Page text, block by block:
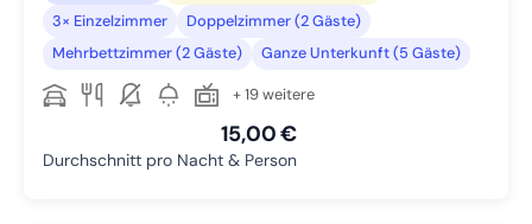
3× Einzelzimmer
Doppelzimmer (2 Gäste)
Mehrbettzimmer (2 Gäste)
Ganze Unterkunft (5 Gäste)
+ 19 weitere
15,00 €
Durchschnitt pro Nacht & Person